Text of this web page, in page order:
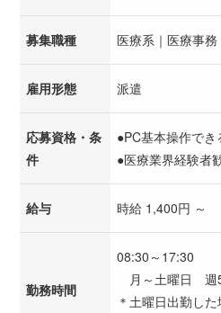
募集職種 医療系｜医療事務
雇用形態 派遣
応募資格・条
件
●PC基本操作でき
●医療業界経験者
給与 時給 1,400円 ～
勤務時間
08:30～17:30
月～土曜日 週
＊土曜日出勤し